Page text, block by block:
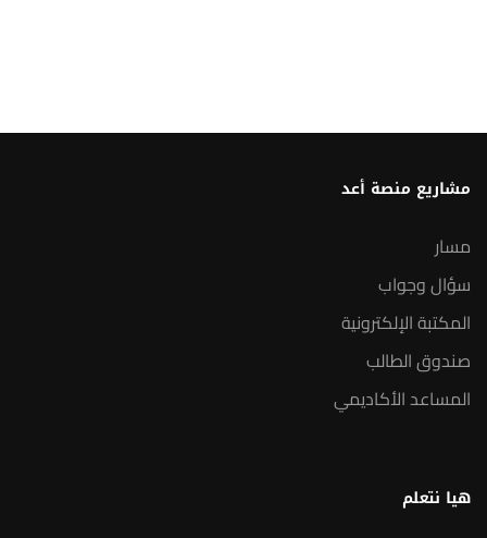
مشاريع منصة أعد
مسار
سؤال وجواب
المكتبة الإلكترونية
صندوق الطالب
المساعد الأكاديمي
هيا نتعلم